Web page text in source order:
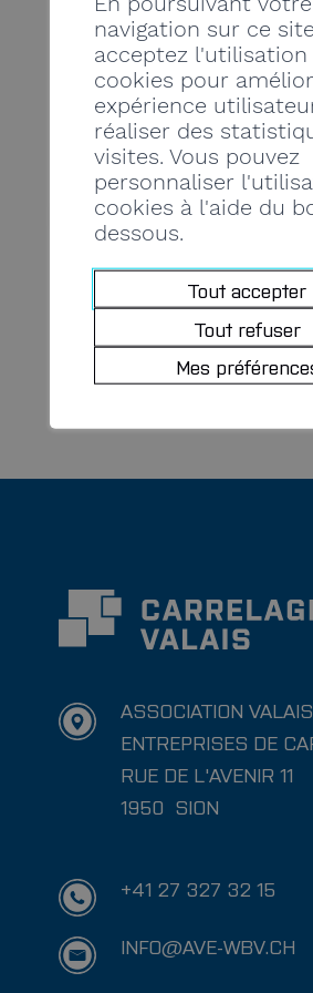
réjouissons d’ores et
rencontrer lors de cette
manifestation.
Délai d’inscription : 30
INVITATION
l’inscription
ASSOCIATION
ENTREPRISES DE
RUE DE L'AVENIR 11
1950 SION
+41 27 327 32 15
INFO@AVE-WBV.CH
navigation sur ce
acceptez l'utilisation
cookies pour
expérience
réaliser des
visites. Vous pouvez
personnaliser
cookies à l'aide du
dessous.
Tout accepter
Tout refuser
Mes